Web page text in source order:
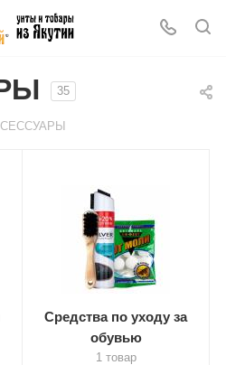
35
Средства по уходу за
обувью
1 товар